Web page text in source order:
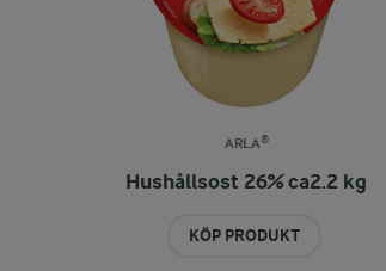
ARLA®
Hushållsost 26% ca2.2 kg
KÖP PRODUKT